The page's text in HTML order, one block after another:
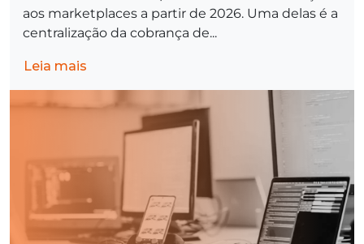
aos marketplaces a partir de 2026. Uma delas é a
centralização da cobrança de...
Leia mais